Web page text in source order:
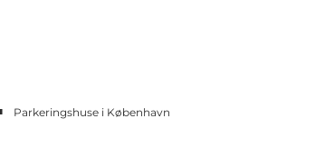
Parkeringshuse i København